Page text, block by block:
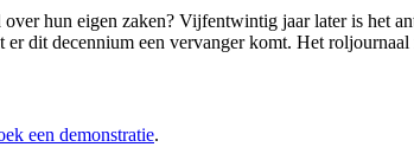
hun eigen zaken? Vijfentwintig jaar later is het
er dit decennium een vervanger komt. Het
een demonstratie.